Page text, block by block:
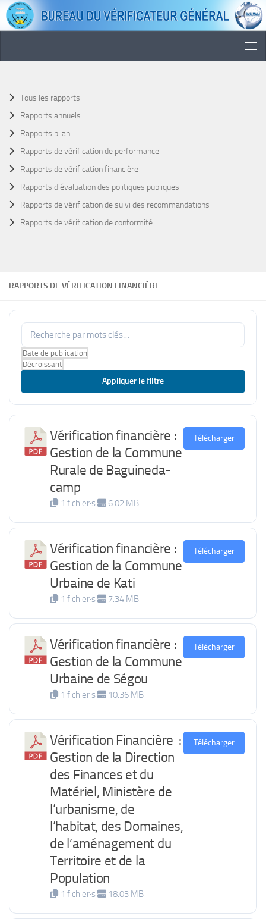
Skip to content
RAPPORTS DE VÉRIFICATION FINANCIÈRE
Appliquer le filtre
Vérification financière :
Gestion de la Commune
Rurale de Baguineda-
camp
1 fichier·s 6.02 MB
Télécharger
Vérification financière :
Gestion de la Commune
Urbaine de Kati
1 fichier·s 7.34 MB
Télécharger
Vérification financière :
Gestion de la Commune
Urbaine de Ségou
1 fichier·s 10.36 MB
Télécharger
Vérification Financière :
Gestion de la Direction
des Finances et du
Matériel, Ministère de
l’urbanisme, de
l’habitat, des Domaines,
de l’aménagement du
Territoire et de la
Population
1 fichier·s 18.03 MB
Télécharger
Tous les rapports
Rapports annuels
Rapports bilan
Rapports de vérification de performance
Rapports de vérification financière
Rapports d'évaluation des politiques publiques
Rapports de vérification de suivi des recommandations
Rapports de vérification de conformité